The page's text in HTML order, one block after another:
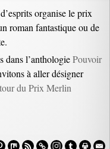
organise le prix
roman fantastique ou de
dans l’anthologiePouvoir
à aller désigner
du Prix Merlin